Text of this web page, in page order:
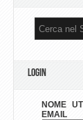
LOGIN
NOME
EMAIL